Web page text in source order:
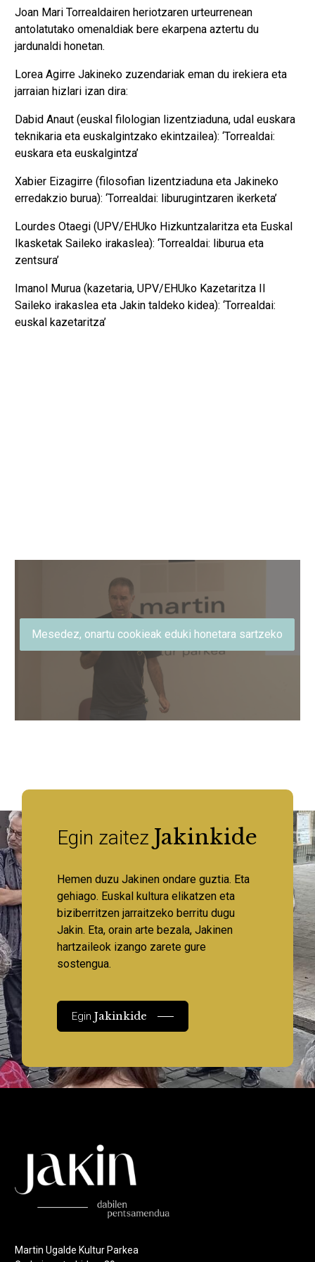
Joan Mari Torrealdairen heriotzaren urteurrenean
antolatutako omenaldiak bere ekarpena aztertu du
jardunaldi honetan.
Lorea Agirre Jakineko zuzendariak eman du irekiera eta
jarraian hizlari izan dira:
Dabid Anaut (euskal filologian lizentziaduna, udal euskara
teknikaria eta euskalgintzako ekintzailea): ‘Torrealdai:
euskara eta euskalgintza’
Xabier Eizagirre (filosofian lizentziaduna eta Jakineko
erredakzio burua): ‘Torrealdai: liburugintzaren ikerketa’
Lourdes Otaegi (UPV/EHUko Hizkuntzalaritza eta Euskal
Ikasketak Saileko irakaslea): ‘Torrealdai: liburua eta
zentsura’
Imanol Murua (kazetaria, UPV/EHUko Kazetaritza II
Saileko irakaslea eta Jakin taldeko kidea): ‘Torrealdai:
euskal kazetaritza’
Mesedez, onartu cookieak eduki honetara sartzeko
Egin zaitez Jakinkide
Hemen duzu Jakinen ondare guztia. Eta
gehiago. Euskal kultura elikatzen eta
biziberritzen jarraitzeko berritu dugu
Jakin. Eta, orain arte bezala, Jakinen
hartzaileok izango zarete gure
sostengua.
EginJakinkide
Martin Ugalde Kultur Parkea